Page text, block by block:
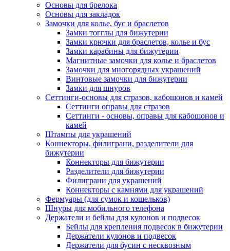
Основы для брелока
Основы для закладок
Замочки для колье, бус и браслетов
Замки тогглы для бижутерии
Замки крючки для браслетов, колье и бус
Замки карабины для бижутерии
Магнитные замочки для колье и браслетов
Замочки для многорядных украшений
Винтовые замочки для бижутерии
Замки для шнуров
Сеттинги-основы для стразов, кабошонов и камей
Сеттинги оправы для стразов
Сеттинги - основы, оправы для кабошонов и
камей
Штампы для украшений
Коннекторы, филиграни, разделители для
бижутерии
Коннекторы для бижутерии
Разделители для бижутерии
Филиграни для украшений
Коннекторы с камнями для украшений
Фермуары (для сумок и кошельков)
Шнуры для мобильного телефона
Держатели и бейлы для кулонов и подвесок
Бейлы для крепления подвесок в бижутерии
Держатели кулонов и подвесок
Держатели для бусин с несквозным